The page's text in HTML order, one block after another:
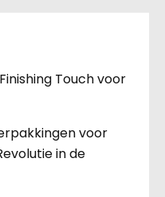
Touch voor
voor
in de